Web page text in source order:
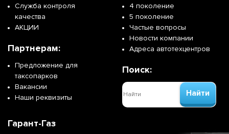
Служба контроля
качества
АКЦИИ
Партнерам:
Предложение для
таксопарков
Вакансии
Наши реквизиты
4 поколение
5 поколение
Частые вопросы
Новости компании
Адреса автотехцентров
Поиск:
Найти
Гарант-Газ